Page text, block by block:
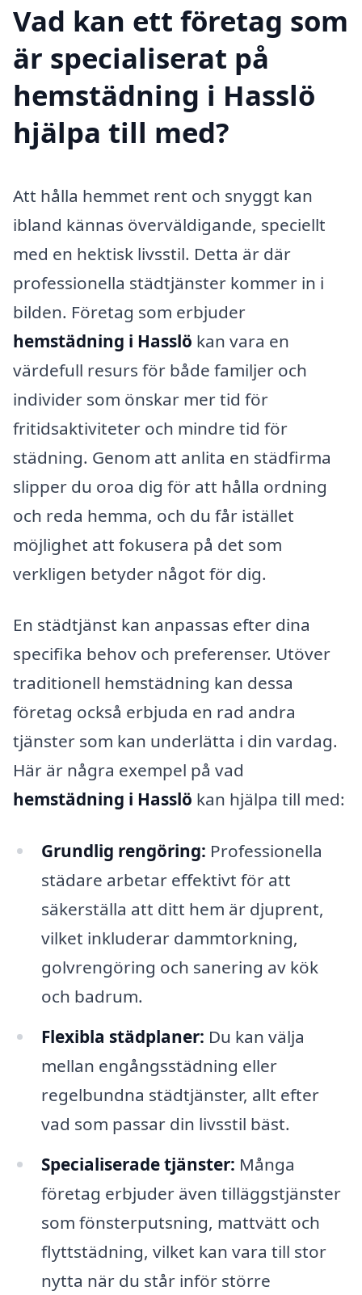
Vad kan ett företag som
är specialiserat på
hemstädning i Hasslö
hjälpa till med?
Att hålla hemmet rent och snyggt kan
ibland kännas överväldigande, speciellt
med en hektisk livsstil. Detta är där
professionella städtjänster kommer in i
bilden. Företag som erbjuder
hemstädning i Hasslö kan vara en
värdefull resurs för både familjer och
individer som önskar mer tid för
fritidsaktiviteter och mindre tid för
städning. Genom att anlita en städfirma
slipper du oroa dig för att hålla ordning
och reda hemma, och du får istället
möjlighet att fokusera på det som
verkligen betyder något för dig.
En städtjänst kan anpassas efter dina
specifika behov och preferenser. Utöver
traditionell hemstädning kan dessa
företag också erbjuda en rad andra
tjänster som kan underlätta i din vardag.
Här är några exempel på vad
hemstädning i Hasslö kan hjälpa till med:
Grundlig rengöring: Professionella
städare arbetar effektivt för att
säkerställa att ditt hem är djuprent,
vilket inkluderar dammtorkning,
golvrengöring och sanering av kök
och badrum.
Flexibla städplaner: Du kan välja
mellan engångsstädning eller
regelbundna städtjänster, allt efter
vad som passar din livsstil bäst.
Specialiserade tjänster: Många
företag erbjuder även tilläggstjänster
som fönsterputsning, mattvätt och
flyttstädning, vilket kan vara till stor
nytta när du står inför större